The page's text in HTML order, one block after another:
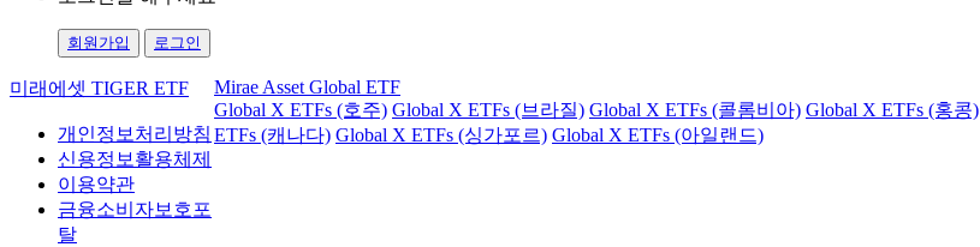
회원가입 로그인
미래에셋 TIGER ETF
개인정보처리방침
신용정보활용체제
이용약관
금융소비자보호포
탈
Mirae Asset Global ETF
Global X ETFs (호주) Global X ETFs (브라질) Global X ETFs (콜롬비아) Global X ETFs (홍콩)
ETFs (캐나다) Global X ETFs (싱가포르) Global X ETFs (아일랜드)